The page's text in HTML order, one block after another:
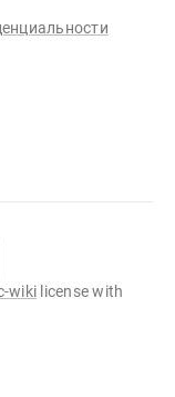
wiki license with